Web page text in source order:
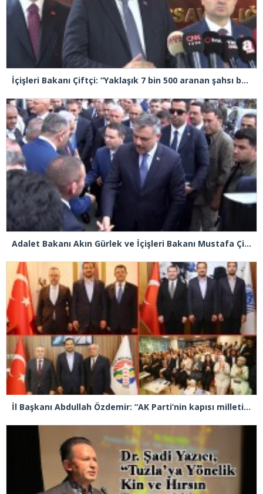
İçişleri Bakanı Çiftçi: “Yaklaşık 7 bin 500 aranan şahsı bu yılın ilk 7 ayında yakalamış durumdayız”
Adalet Bakanı Akın Gürlek ve İçişleri Bakanı Mustafa Çiftçi Esenyurt’ta
İl Başkanı Abdullah Özdemir: “AK Parti’nin kapısı milletine hizmet etmek isteyen herkese açıktır”